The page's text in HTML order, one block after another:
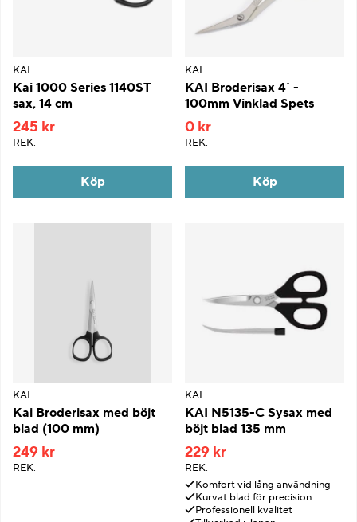
KAI
Kai 1000 Series 1140ST
sax, 14 cm
245 kr
REK.
Köp
KAI
KAI Broderisax 4´ -
100mm Vinklad Spets
0 kr
REK.
Köp
KAI
Kai Broderisax med böjt
blad (100 mm)
249 kr
REK.
KAI
KAI N5135-C Sysax med
böjt blad 135 mm
229 kr
REK.
Komfort vid lång användning
Kurvat blad för precision
Professionell kvalitet